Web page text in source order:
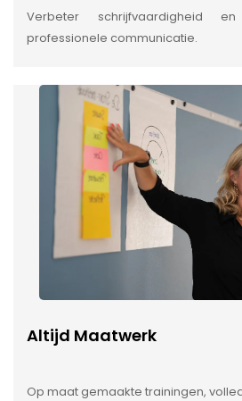
Verbeter schrijfvaardigheid
professionele communicatie.
Altijd Maatwerk
Op maat gemaakte trainingen,